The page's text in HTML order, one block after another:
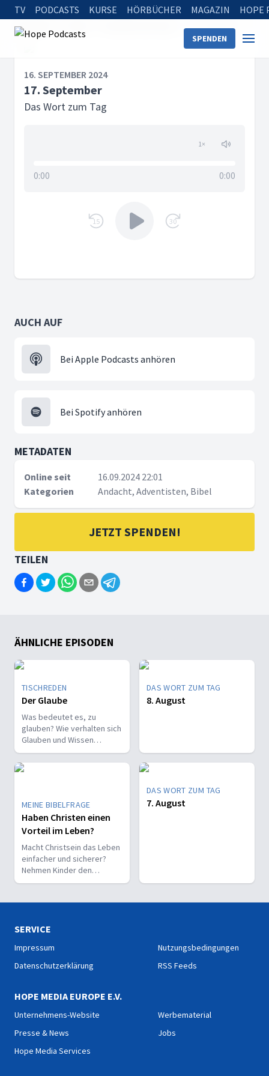
TV PODCASTS KURSE HÖRBÜCHER MAGAZIN HOPE
SPENDEN
Startseite 17. September
16. SEPTEMBER 2024
17. September
Das Wort zum Tag
1×
0:00 0:00
15 30
AUCH AUF
Bei Apple Podcasts anhören
Bei Spotify anhören
METADATEN
Online seit
16.09.2024 22:01
Kategorien
Andacht, Adventisten, Bibel
JETZT SPENDEN!
TEILEN
ÄHNLICHE EPISODEN
TISCHREDEN
Der Glaube
Was bedeutet es, zu
glauben? Wie verhalten sich
Glauben und Wissen
zueinander? Ist der Glaube
ein Geschenk oder eine
Entscheidung?
DAS WORT ZUM TAG
8. August
MEINE BIBELFRAGE
Haben Christen einen
Vorteil im Leben?
Macht Christsein das Leben
einfacher und sicherer?
Nehmen Kinder den
Glauben leichter an als
DAS WORT ZUM TAG
7. August
SERVICE
Impressum
Datenschutzerklärung
Nutzungsbedingungen
RSS Feeds
HOPE MEDIA EUROPE E.V.
Unternehmens-Website
Presse & News
Hope Media Services
Werbematerial
Jobs